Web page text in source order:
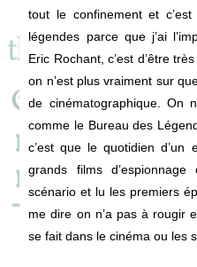
tout le confinement et
légendes parce que j’ai
Eric Rochant, c’est d’être
on n’est plus vraiment sur
de cinématographique. On
comme le Bureau des
c’est que le quotidien d’un
grands films
scénario et lu les premiers
me dire on n’a pas à rougir
se fait dans le cinéma ou les